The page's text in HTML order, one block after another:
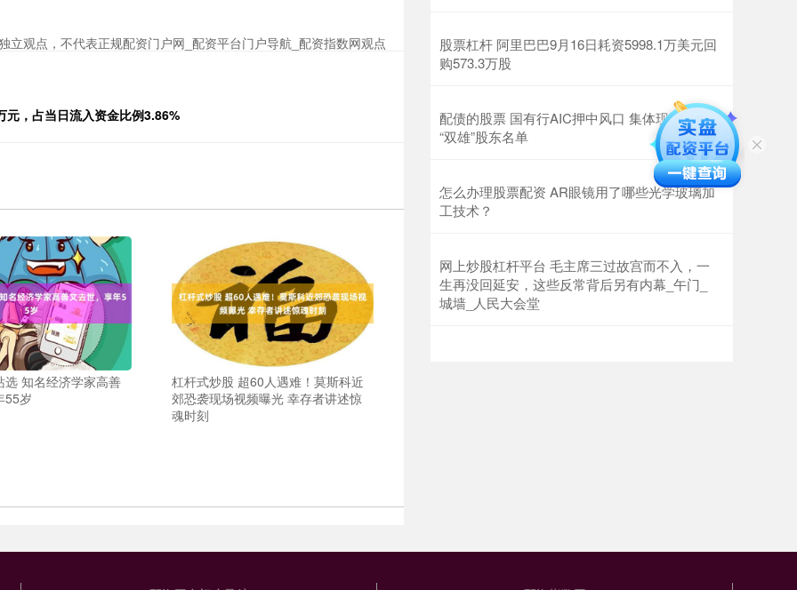
立观点，不代表正规配资门户网_配资平台门户导航_配资指数网观点
，占当日流入资金比例3.86%
选 知名经济学家高善
55岁
杠杆式炒股 超60人遇难！莫斯科近
郊恐袭现场视频曝光 幸存者讲述惊
魂时刻
股票杠杆 阿里巴巴9月16日耗资5998.1万美元回
购573.3万股
配债的股票 国有行AIC押中风口 集体现身存储
“双雄”股东名单
怎么办理股票配资 AR眼镜用了哪些光学玻璃加
工技术？
网上炒股杠杆平台 毛主席三过故宫而不入，一
生再没回延安，这些反常背后另有内幕_午门_
城墙_人民大会堂